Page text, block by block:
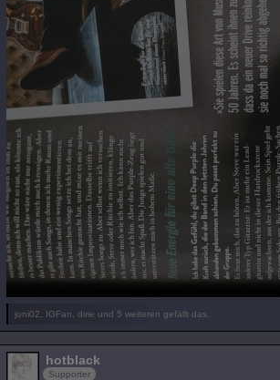
joni02, IGFan, dirie und 5 weiteren gefällt das.
hotblack
Supporter